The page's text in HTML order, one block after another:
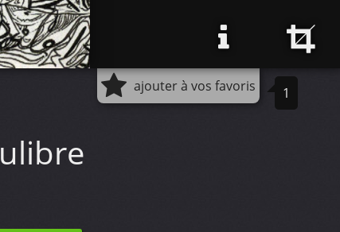
ajouter à vos favoris 1